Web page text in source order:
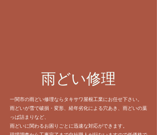
雨どい修理
一関市の雨どい修理ならタキサワ屋根工業にお任せ下さい。
雨どいが雪で破損・変形、経年劣化による穴あき、雨どいの葉
っぱ詰まりなど、
雨どいに関わるお困りごとに迅速な対応ができます。